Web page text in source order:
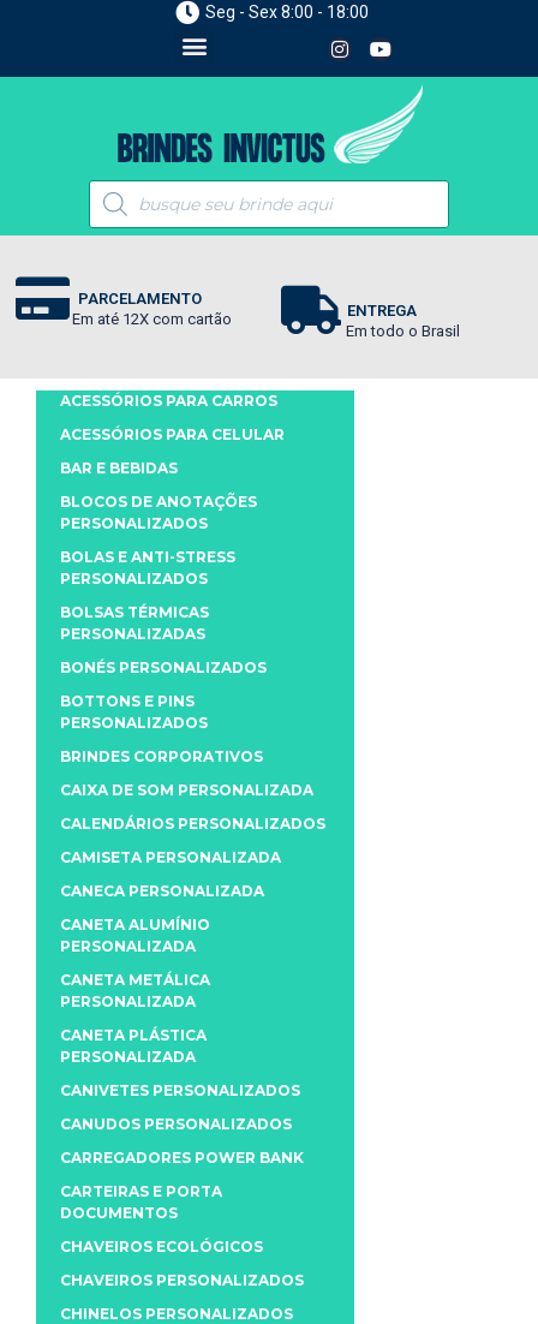
Seg - Sex 8:00 - 18:00
PARCELAMENTO
Em até 12X com cartão
ENTREGA
Em todo o Brasil
ACESSÓRIOS PARA CARROS
ACESSÓRIOS PARA CELULAR
BAR E BEBIDAS
BLOCOS DE ANOTAÇÕES
PERSONALIZADOS
BOLAS E ANTI-STRESS
PERSONALIZADOS
BOLSAS TÉRMICAS
PERSONALIZADAS
BONÉS PERSONALIZADOS
BOTTONS E PINS
PERSONALIZADOS
BRINDES CORPORATIVOS
CAIXA DE SOM PERSONALIZADA
CALENDÁRIOS PERSONALIZADOS
CAMISETA PERSONALIZADA
CANECA PERSONALIZADA
CANETA ALUMÍNIO
PERSONALIZADA
CANETA METÁLICA
PERSONALIZADA
CANETA PLÁSTICA
PERSONALIZADA
CANIVETES PERSONALIZADOS
CANUDOS PERSONALIZADOS
CARREGADORES POWER BANK
CARTEIRAS E PORTA
DOCUMENTOS
CHAVEIROS ECOLÓGICOS
CHAVEIROS PERSONALIZADOS
CHINELOS PERSONALIZADOS